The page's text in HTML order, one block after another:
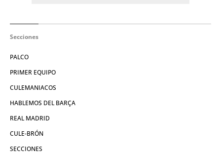
Secciones
PALCO
PRIMER EQUIPO
CULEMANIACOS
HABLEMOS DEL BARÇA
REAL MADRID
CULE-BRÓN
SECCIONES